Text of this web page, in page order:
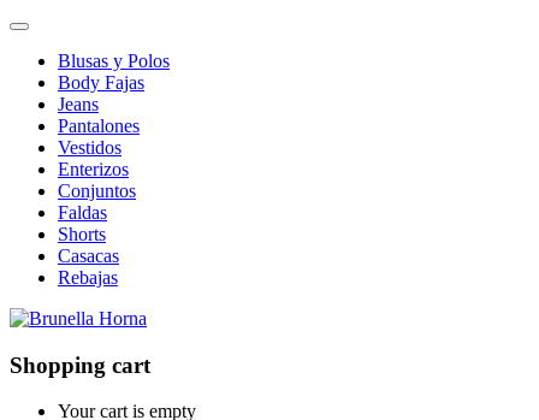
Blusas y Polos
Body Fajas
Jeans
Pantalones
Vestidos
Enterizos
Conjuntos
Faldas
Shorts
Casacas
Rebajas
Shopping cart
Your cart is empty